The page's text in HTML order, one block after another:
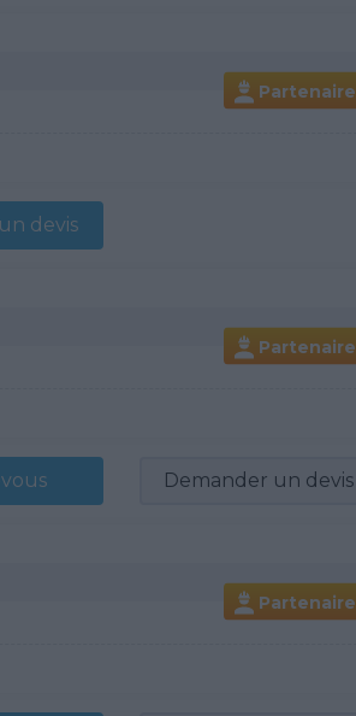
Partenaire
devis
Partenaire
Demander un devis
Partenaire